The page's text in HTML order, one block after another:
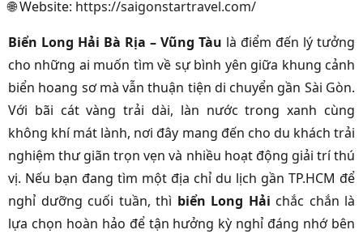
🌐Website: https://saigonstartravel.com/
Biển Long Hải Bà Rịa – Vũng Tàu là điểm đến lý tưởng
cho những ai muốn tìm về sự bình yên giữa khung cảnh
biển hoang sơ mà vẫn thuận tiện di chuyển gần Sài Gòn.
Với bãi cát vàng trải dài, làn nước trong xanh cùng
không khí mát lành, nơi đây mang đến cho du khách trải
nghiệm thư giãn trọn vẹn và nhiều hoạt động giải trí thú
vị. Nếu bạn đang tìm một địa chỉ du lịch gần TP.HCM để
nghỉ dưỡng cuối tuần, thì biển Long Hải chắc chắn là
lựa chọn hoàn hảo để tận hưởng kỳ nghỉ đáng nhớ bên